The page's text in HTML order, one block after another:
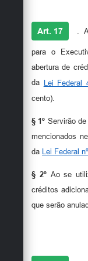
Art. 17 .
para o
abertura de
da Lei Federal
cento).
§ 1º Servirão
mencionados
da
Lei Federal
§ 2º Ao se
créditos
que serão